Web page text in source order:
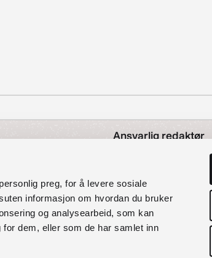
preg, for å levere sosiale
informasjon om hvordan du bruker
og analysearbeid, som kan
dem, eller som de har samlet inn
Ansvarlig redaktør